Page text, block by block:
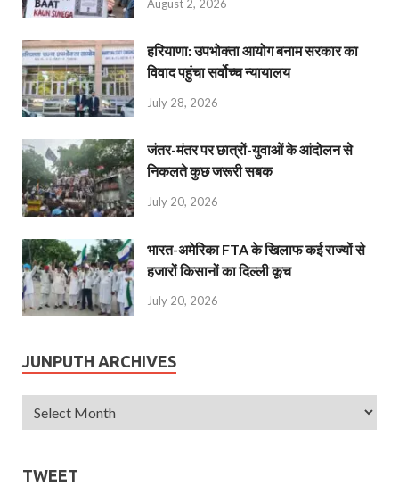
August 2, 2026
हरियाणा: उपभोक्ता आयोग बनाम सरकार का
विवाद पहुंचा सर्वोच्च न्यायालय
July 28, 2026
जंतर-मंतर पर छात्रों-युवाओं के आंदोलन से
निकलते कुछ जरूरी सबक
July 20, 2026
भारत-अमेरिका FTA के खिलाफ कई राज्यों से
हजारों किसानों का दिल्ली कूच
July 20, 2026
JUNPUTH ARCHIVES
TWEET